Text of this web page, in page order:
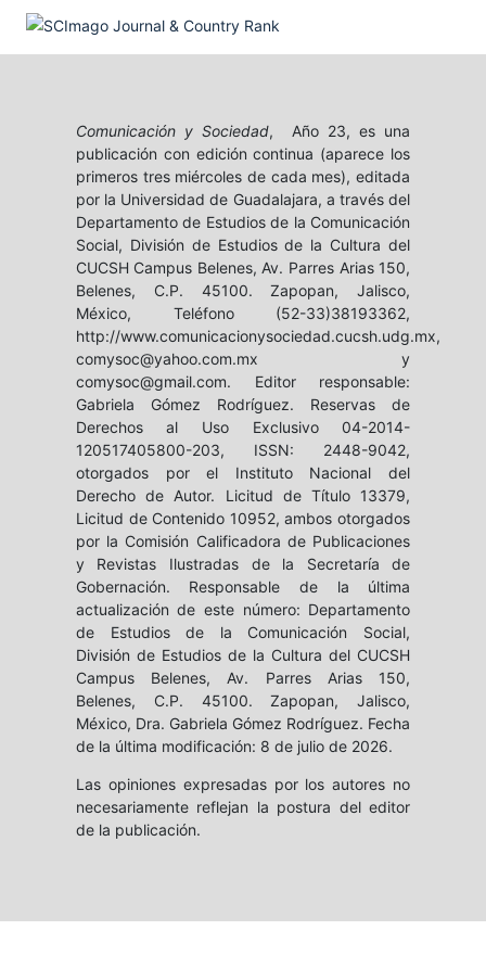
Comunicación y Sociedad, Año 23, es una
publicación con edición continua (aparece los
primeros tres miércoles de cada mes), editada
por la Universidad de Guadalajara, a través del
Departamento de Estudios de la Comunicación
Social, División de Estudios de la Cultura del
CUCSH Campus Belenes, Av. Parres Arias 150,
Belenes, C.P. 45100. Zapopan, Jalisco,
México, Teléfono (52-33)38193362,
http://www.comunicacionysociedad.cucsh.udg.mx,
comysoc@yahoo.com.mx y
comysoc@gmail.com. Editor responsable:
Gabriela Gómez Rodríguez. Reservas de
Derechos al Uso Exclusivo 04-2014-
120517405800-203, ISSN: 2448-9042,
otorgados por el Instituto Nacional del
Derecho de Autor. Licitud de Título 13379,
Licitud de Contenido 10952, ambos otorgados
por la Comisión Calificadora de Publicaciones
y Revistas Ilustradas de la Secretaría de
Gobernación. Responsable de la última
actualización de este número: Departamento
de Estudios de la Comunicación Social,
División de Estudios de la Cultura del CUCSH
Campus Belenes, Av. Parres Arias 150,
Belenes, C.P. 45100. Zapopan, Jalisco,
México, Dra. Gabriela Gómez Rodríguez. Fecha
de la última modificación: 8 de julio de 2026.
Las opiniones expresadas por los autores no
necesariamente reflejan la postura del editor
de la publicación.